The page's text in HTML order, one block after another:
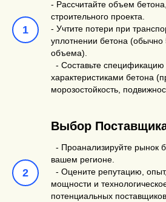
- Рассчитайте объем
строительного проекта.
- Учтите потери при
уплотнении бетона
объема).
- Составьте
характеристиками бетона
морозостойкость,
Выбор
- Проанализируйте рынок
вашем регионе.
- Оцените репутацию,
мощности и
потенциальных поставщиков.